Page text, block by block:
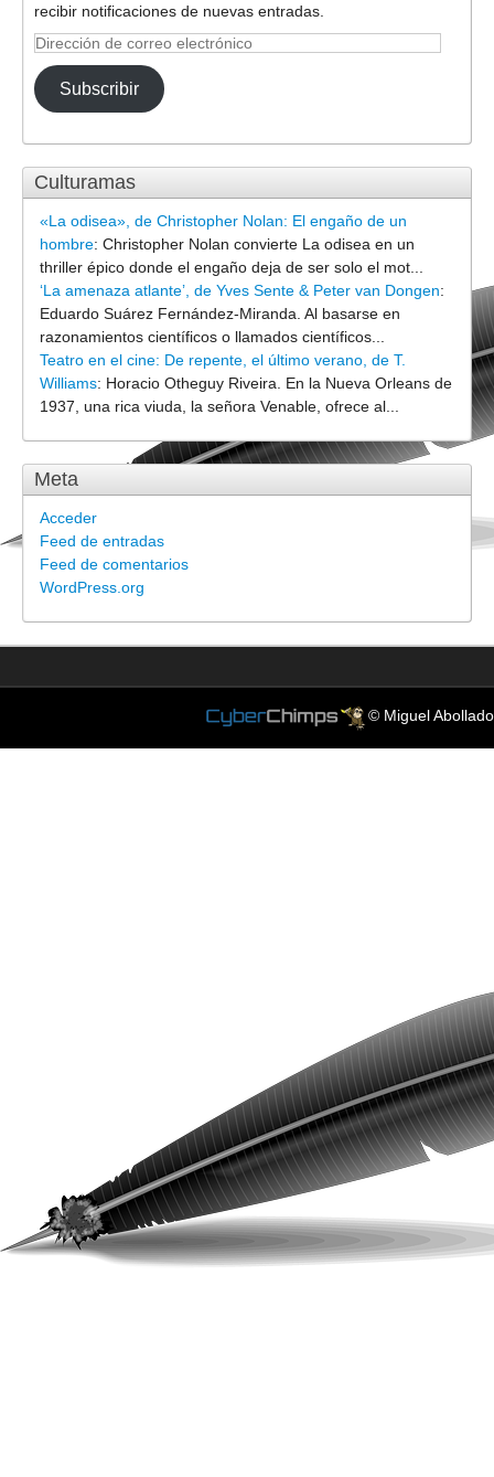
recibir notificaciones de nuevas entradas.
Dirección
correo
electrónico
Subscribir
Culturamas
«La odisea», de Christopher Nolan: El engaño de un
hombre: Christopher Nolan convierte La odisea en un
thriller épico donde el engaño deja de ser solo el mot...
‘La amenaza atlante’, de Yves Sente & Peter van Dongen:
Eduardo Suárez Fernández-Miranda. Al basarse en
razonamientos científicos o llamados científicos...
Teatro en el cine: De repente, el último verano, de T.
Williams: Horacio Otheguy Riveira. En la Nueva Orleans de
1937, una rica viuda, la señora Venable, ofrece al...
Meta
Acceder
Feed de entradas
Feed de comentarios
WordPress.org
© Miguel Abollado